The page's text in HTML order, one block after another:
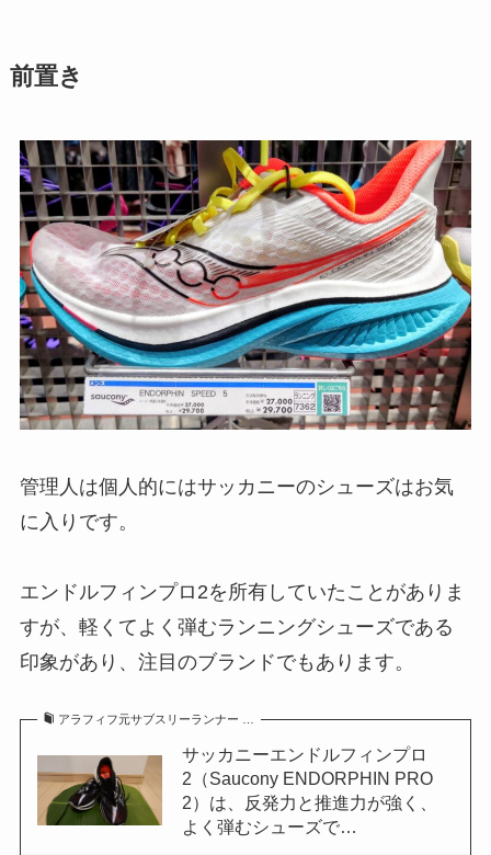
前置き
管理人は個人的にはサッカニーのシューズはお気
に入りです。
エンドルフィンプロ2を所有していたことがありま
すが、軽くてよく弾むランニングシューズである
印象があり、注目のブランドでもあります。
アラフィフ元サブスリーランナー …
サッカニーエンドルフィンプロ
2（Saucony ENDORPHIN PRO
2）は、反発力と推進力が強く、
よく弾むシューズで…